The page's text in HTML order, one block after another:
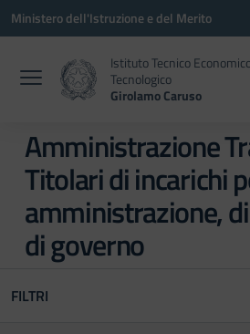
Vai ai contenuti
Vai al menu di navigazione
Vai al footer
Ministero dell'Istruzione e del Merito
Istituto Tecnico
Tecnologico
Girolamo Caruso
Amministrazione
Titolari di incarichi
amministrazione,
di governo
FILTRI